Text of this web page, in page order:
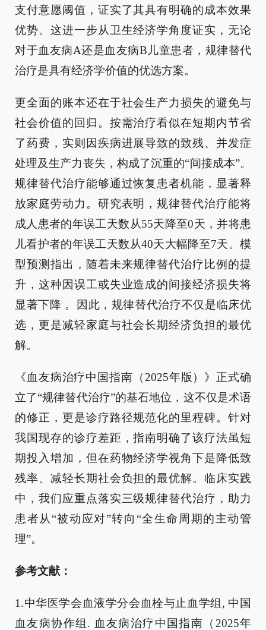
支付意愿阈值，证实了其具有明确的成本效果
优势。这进一步从卫生经济学角度证实，无论
对于血友病A还是血友病B儿童患者，规律替代
治疗是具有经济学价值的优选方案。
更全面的账本还在于社会生产力损失的避免与
社会价值的回归。按需治疗看似在短期内节省
了药费，实则因疾病进展导致的致残、并发症
处理及生产力丧失，构成了沉重的“间接成本”。
规律替代治疗能够通过恢复患者机能，显著释
放家庭劳动力。研究表明，规律替代治疗能将
成人患者的年误工天数从55天降至0天，并将患
儿看护者的年误工天数从40天大幅降至7天。模
型预测指出，随着未来规律替代治疗比例的提
升，这种因误工或失业造成的间接经济损失将
显著下降 。因此，规律替代治疗不仅是临床优
选，更是减轻家庭与社会长期经济负担的最优
解。
《血友病治疗中国指南（2025年版）》正式确
立了“规律替代治疗”的基石地位，这不仅是术语
的修正，更是诊疗路径规范化的里程碑。针对
我国现存的诊疗差距，指南明确了该疗法虽短
期投入增加，但在药物经济学视角下是降低致
残率、减轻长期社会负担的最优解。临床实践
中，我们应重点落实三级规律替代治疗，助力
患者从“被动应对”转向“全生命周期的主动管
理”。
参考文献：
1.中华医学会血液学分会血栓与止血学组, 中国
血友病协作组. 血友病治疗中国指南（2025年